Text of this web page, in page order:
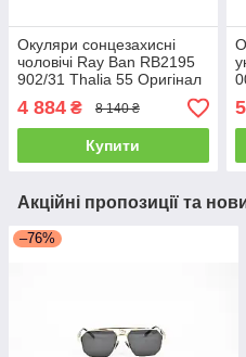
Окуляри сонцезахисні
чоловічі Ray Ban RB2195
902/31 Thalia 55 Оригінал
4 884 ₴ 8 140 ₴
Купити
Акційні пропозиції та
–76%